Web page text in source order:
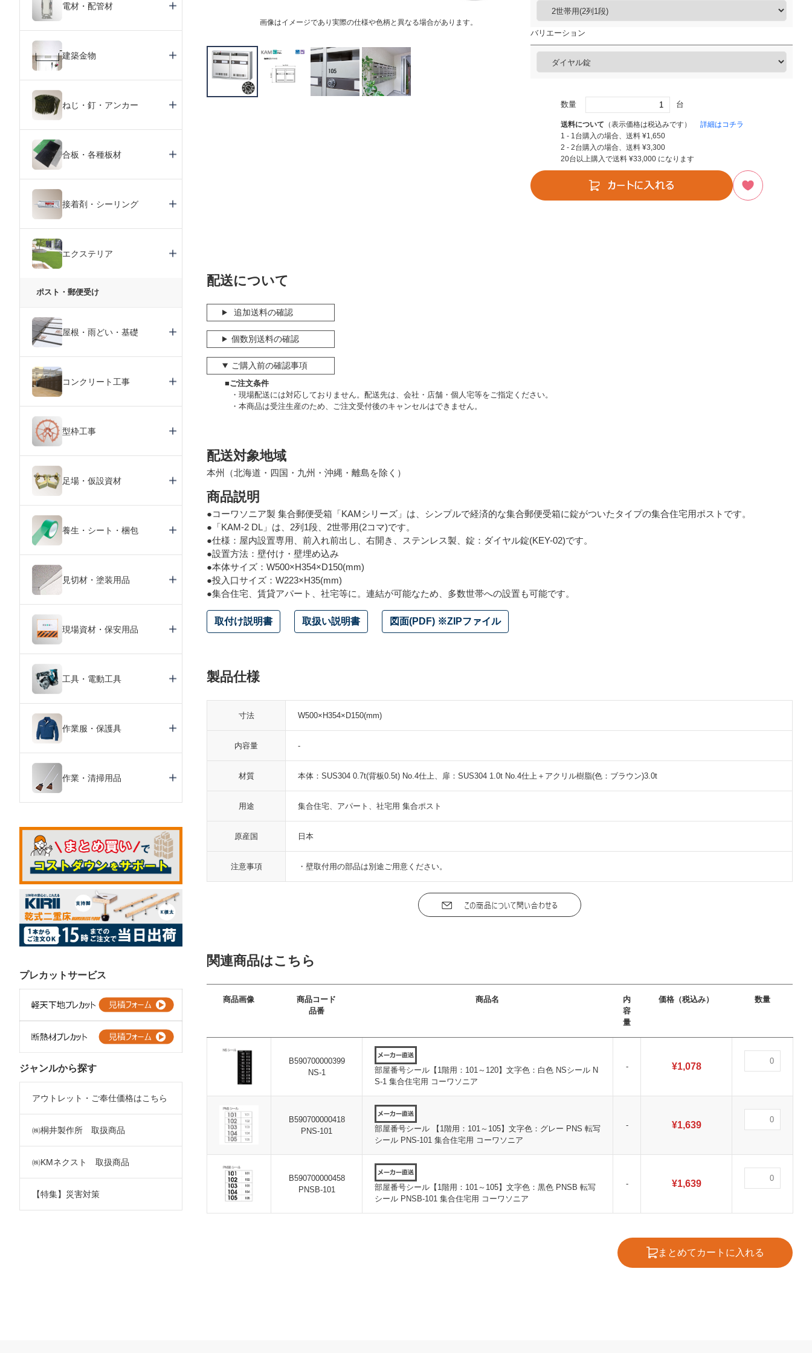
画像はイメージであり実際の仕様や色柄と異なる場合があります。
バリエーション
数量 台
送料について （表示価格は税込みです） 詳細はコチラ
1 - 1台購入の場合、送料 ¥1,650
2 - 2台購入の場合、送料 ¥3,300
20台以上購入で送料 ¥33,000 になります
配送について
追加送料の確認
個数別送料の確認
ご購入前の確認事項
■ご注文条件
現場配送には対応しておりません。配送先は、会社・店舗・個人宅等をご指定ください。
本商品は受注生産のため、ご注文受付後のキャンセルはできません。
配送対象地域
本州（北海道・四国・九州・沖縄・離島を除く）
商品説明
●コーワソニア製 集合郵便受箱「KAMシリーズ」は、シンプルで経済的な集合郵便受箱に錠がついたタイプの集合住宅用ポストです。
●「KAM-2 DL」は、2列1段、2世帯用(2コマ)です。
●仕様：屋内設置専用、前入れ前出し、右開き、ステンレス製、錠：ダイヤル錠(KEY-02)です。
●設置方法：壁付け・壁埋め込み
●本体サイズ：W500×H354×D150(mm)
●投入口サイズ：W223×H35(mm)
●集合住宅、賃貸アパート、社宅等に。連結が可能なため、多数世帯への設置も可能です。
取付け説明書 取扱い説明書 図面(PDF) ※ZIPファイル
製品仕様
寸法 W500×H354×D150(mm)
内容量 -
材質 本体：SUS304 0.7t(背板0.5t) No.4仕上、扉：SUS304 1.0t No.4仕上＋アクリル樹脂(色：ブラウン)3.0t
用途 集合住宅、アパート、社宅用 集合ポスト
原産国 日本
注意事項 ・壁取付用の部品は別途ご用意ください。
関連商品はこちら
商品画像
商品コード
品番
商品名
内
容
量
価格（税込み） 数量
B590700000399
NS-1
部屋番号シール【1階用：101～120】文字色：白色 NSシール N
S-1 集合住宅用 コーワソニア
- ¥1,078
B590700000418
PNS-101
部屋番号シール 【1階用：101～105】文字色：グレー PNS 転写
シール PNS-101 集合住宅用 コーワソニア
- ¥1,639
B590700000458
PNSB-101
部屋番号シール【1階用：101～105】文字色：黒色 PNSB 転写
シール PNSB-101 集合住宅用 コーワソニア
- ¥1,639
まとめてカートに入れる
電材・配管材
建築金物
ねじ・釘・アンカー
合板・各種板材
接着剤・シーリング
エクステリア
ポスト・郵便受け
屋根・雨どい・基礎
コンクリート工事
型枠工事
足場・仮設資材
養生・シート・梱包
見切材・塗装用品
現場資材・保安用品
工具・電動工具
作業服・保護具
作業・清掃用品
プレカットサービス
ジャンルから探す
アウトレット・ご奉仕価格はこちら
㈱桐井製作所 取扱商品
㈱KMネクスト 取扱商品
【特集】災害対策